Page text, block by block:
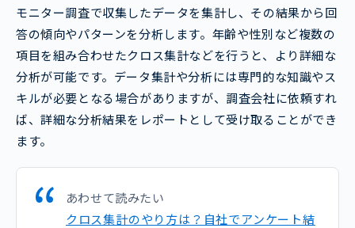
モニター調査で収集したデータを集計し、その結果から回
答の傾向やパターンを分析します。年齢や性別など複数の
項目を組み合わせたクロス集計などを行うと、より詳細な
分析が可能です。データ集計や分析には専門的な知識やス
キルが必要となる場合がありますが、調査会社に依頼すれ
ば、詳細な分析結果をレポートとして受け取ることができ
ます。
あわせて読みたい
クロス集計のやり方は？自社でアンケート結